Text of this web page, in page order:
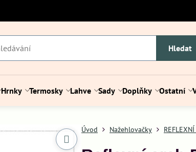
Hledat
Hrnky Termosky Lahve Sady Doplňky Ostatní
Úvod Nažehlovačky REFLEXNÍ